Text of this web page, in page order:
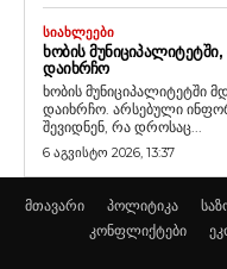
ᲡᲘᲐᲮᲚᲔᲔᲑᲘ
ᲮᲝᲑᲘᲡ
ᲓᲐᲘᲮᲠᲩᲝ
ხობის მუნიციპალიტეტში
დაიხრჩო. არსებული
შევიდნენ, რა დროსაც...
6 აგვისტო 2026, 13:37
მთავარი პოლიტიკა
კონფლიქტები